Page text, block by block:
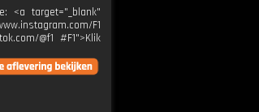
<a target="_blank"
F1
@f1 #F1">Klik